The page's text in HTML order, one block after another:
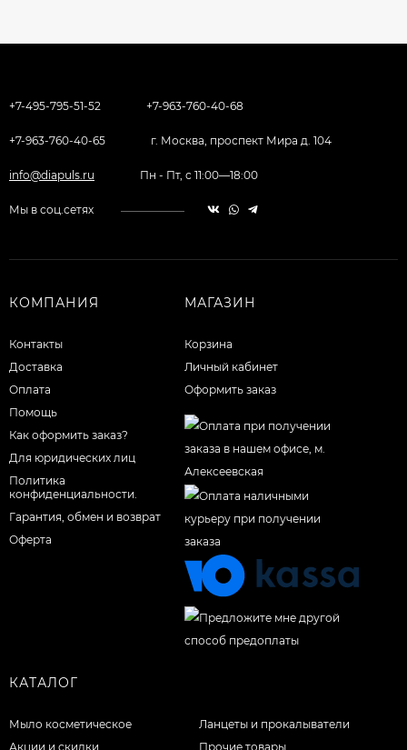
+7-495-795-51-52 +7-963-760-40-68
+7-963-760-40-65 г. Москва, проспект Мира д. 104
info@diapuls.ru Пн - Пт, с 11:00—18:00
Мы в соц.сетях
КОМПАНИЯ
Контакты
Доставка
Оплата
Помощь
Как оформить заказ?
Для юридических лиц
Политика
конфиденциальности.
Гарантия, обмен и возврат
Оферта
МАГАЗИН
Корзина
Личный кабинет
Оформить заказ
КАТАЛОГ
Мыло косметическое
Акции и скидки
Ланцеты и прокалыватели
Прочие товары